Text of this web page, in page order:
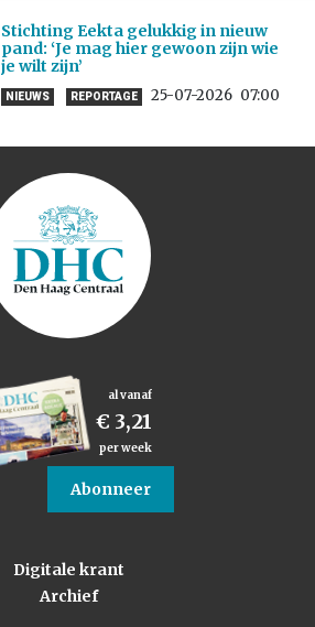
Stichting Eekta gelukkig in nieuw
pand: ‘Je mag hier gewoon zijn wie
je wilt zijn’
NIEUWS REPORTAGE 25-07-2026 07:00
al vanaf
€ 3,21
per week
Abonneer
Digitale krant
Archief